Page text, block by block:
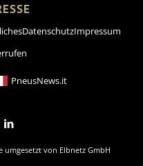
DatenschutzImpressum
PneusNews.it
umgesetzt von Elbnetz GmbH